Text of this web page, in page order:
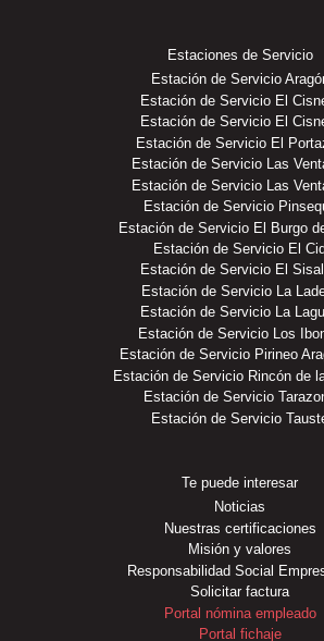
Estaciones de Servicio
Estación de Servicio
Estación de Servicio El
Estación de Servicio El
Estación de Servicio El
Estación de Servicio Las
Estación de Servicio Las
Estación de Servicio
Estación de Servicio El Burgo
Estación de Servicio El Cid
Estación de Servicio El
Estación de Servicio La
Estación de Servicio La
Estación de Servicio Los
Estación de Servicio Pirineo
Estación de Servicio Rincón de
Estación de Servicio
Estación de Servicio
Te puede interesar
Noticias
Nuestras certificaciones
Misión y valores
Responsabilidad Social
Solicitar factura
Portal nómina empleado
Portal fichaje